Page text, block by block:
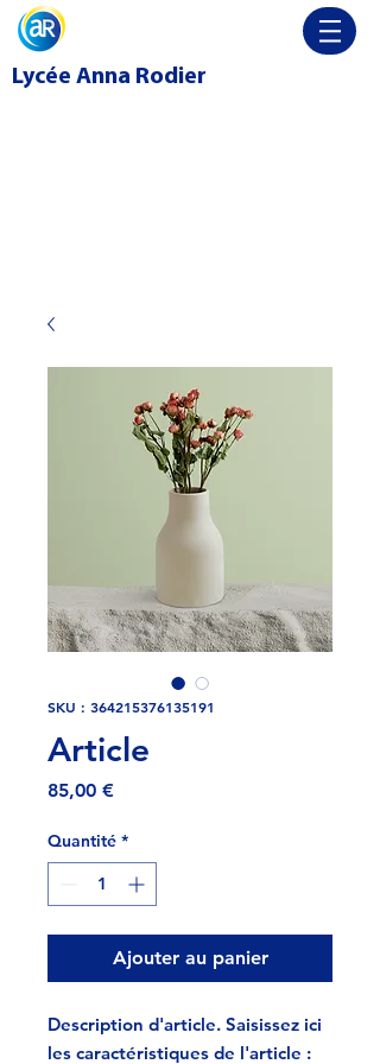
Lycée Anna Rodier
SKU : 364215376135191
Article
85,00 €Prix
Quantité *
Ajouter au panier
Description d'article. Saisissez ici
les caractéristiques de l'article :